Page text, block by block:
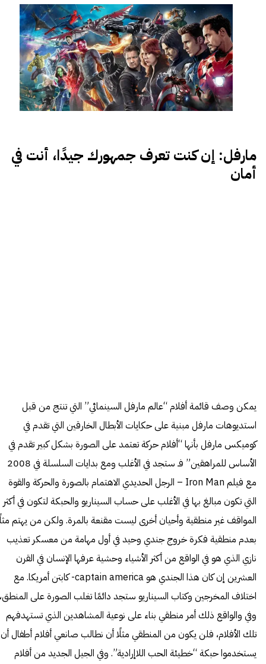
مارفل: إن كنت تعرف جمهورك جيدًا، أنت في
أمان
يمكن وصف قائمة أفلام “عالم مارفل السينمائي” التي تنتج من قبل
استديوهات مارفل مبنية على حكايات الأبطال الخارقين التي تقدم في
كوميكس مارفل بأنها “أفلام حركة تعتمد على الصورة بشكل كبير تقدم في
الأساس للمراهقين” فـ ستجد في الأغلب ومع بدايات السلسلة في 2008
مع فيلم Iron Man – الرجل الحديدي الاهتمام بالصورة والحركة والقوة
التي تكون مبالغ بها في الأغلب على حساب السيناريو والحبكة لتكون في أكثر
المواقف غير منطقية وأحيان أخرى ليست مقنعة بالمرة. ولكن من يهتم
بعدم منطقية فكرة خروج جندي وحيد في أول مهامة من معسكر تعذيب
نازي الذي هو في الواقع من أكثر الأشياء وحشية عرفها الإنسان في القرن
العشرين إن كان هذا الجندي هو captain america- كابتن أمريكا. مع
اختلاف المخرجين وكتاب السيناريو ستجد دائمًا تغلب الصورة على المنطق،
وفي والواقع ذلك أمر منطقي بناء على نوعية المشاهدين الذي تستهدفهم
تلك الأفلام، فلن يكون من المنطقي مثلًا أن نطالب صانعي أفلام أطفال أن
يستخدموا حبكة “خطيئة الحب اللاإرادية”. وفي الجيل الجديد من أفلام